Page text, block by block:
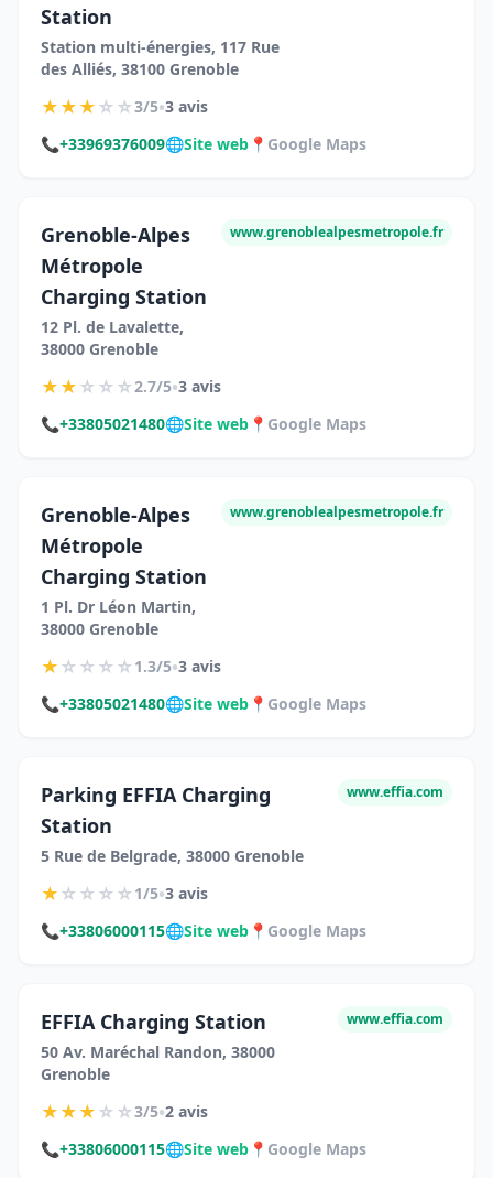
Station
Station multi-énergies, 117 Rue
des Alliés, 38100 Grenoble
★★★☆☆3/5•3 avis
📞+33969376009🌐Site web 📍 Google Maps
Grenoble-Alpes
Métropole
Charging Station
12 Pl. de Lavalette,
38000 Grenoble
www.grenoblealpesmetropole.fr
★★☆☆☆2.7/5•3 avis
📞+33805021480🌐Site web 📍 Google Maps
Grenoble-Alpes
Métropole
Charging Station
1 Pl. Dr Léon Martin,
38000 Grenoble
www.grenoblealpesmetropole.fr
★☆☆☆☆1.3/5•3 avis
📞+33805021480🌐Site web 📍 Google Maps
Parking EFFIA Charging
Station
5 Rue de Belgrade, 38000 Grenoble
www.effia.com
★☆☆☆☆1/5•3 avis
📞+33806000115🌐Site web 📍 Google Maps
EFFIA Charging Station
50 Av. Maréchal Randon, 38000
Grenoble
www.effia.com
★★★☆☆3/5•2 avis
📞+33806000115🌐Site web 📍 Google Maps